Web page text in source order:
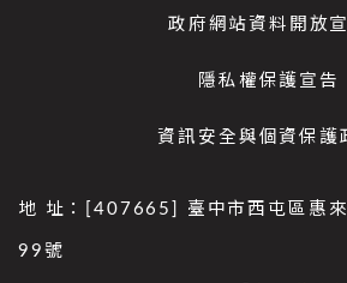
政府網站資料開放
隱私權保護宣告
資訊安全與個資保護
地 址：[407665] 臺中市西屯區惠
99號